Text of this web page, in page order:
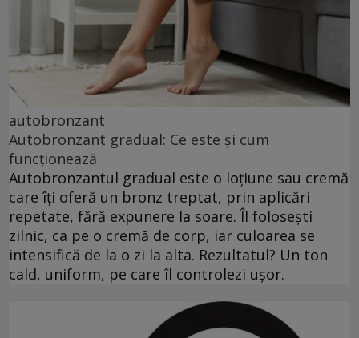
autobronzant
Autobronzant gradual: Ce este și cum
funcționează
Autobronzantul gradual este o loțiune sau cremă
care îți oferă un bronz treptat, prin aplicări
repetate, fără expunere la soare. Îl folosești
zilnic, ca pe o cremă de corp, iar culoarea se
intensifică de la o zi la alta. Rezultatul? Un ton
cald, uniform, pe care îl controlezi ușor.